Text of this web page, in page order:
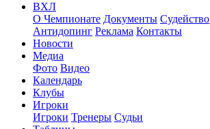
ВХЛ
О Чемпионате Документы Судейство
Антидопинг Реклама Контакты
Новости
Медиа
Фото Видео
Календарь
Клубы
Игроки
Игроки Тренеры Судьи